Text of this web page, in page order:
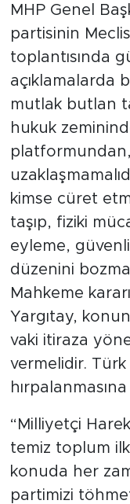
MHP Genel
partisinin
toplantısında
açıklamalarda
mutlak butlan
hukuk
kimse cüret
taşıp, fiziki
eyleme,
düzenini
Mahkeme
Yargıtay,
vaki itiraza
vermelidir.
“Milliyetçi
temiz toplum
konuda her
partimizi